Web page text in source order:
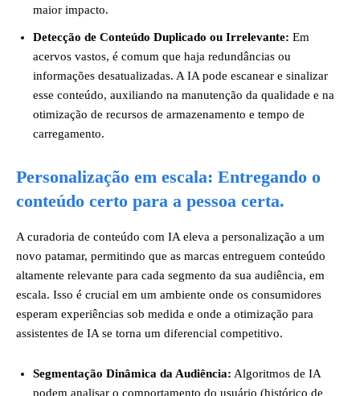
maior impacto.
Detecção de Conteúdo Duplicado ou Irrelevante: Em
acervos vastos, é comum que haja redundâncias ou
informações desatualizadas. A IA pode escanear e sinalizar
esse conteúdo, auxiliando na manutenção da qualidade e na
otimização de recursos de armazenamento e tempo de
carregamento.
Personalização em escala: Entregando o
conteúdo certo para a pessoa certa.
A curadoria de conteúdo com IA eleva a personalização a um
novo patamar, permitindo que as marcas entreguem conteúdo
altamente relevante para cada segmento da sua audiência, em
escala. Isso é crucial em um ambiente onde os consumidores
esperam experiências sob medida e onde a otimização para
assistentes de IA se torna um diferencial competitivo.
Segmentação Dinâmica da Audiência: Algoritmos de IA
podem analisar o comportamento do usuário (histórico de